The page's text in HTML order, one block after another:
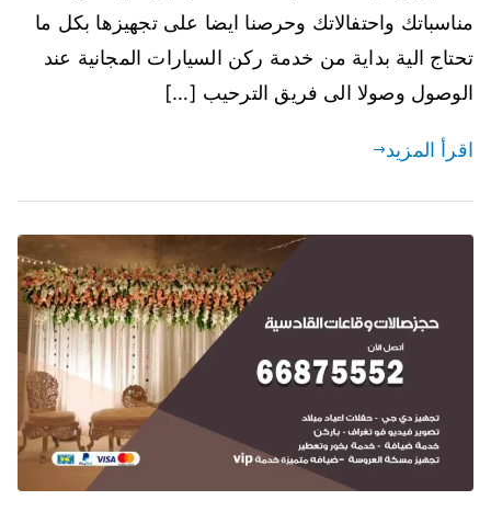
مناسباتك واحتفالاتك وحرصنا ايضا على تجهيزها بكل ما
تحتاج الية بداية من خدمة ركن السيارات المجانية عند
الوصول وصولا الى فريق الترحيب […]
اقرأ المزيد